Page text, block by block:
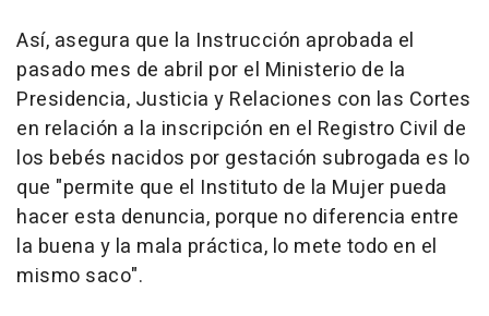
Así, asegura que la Instrucción aprobada el
pasado mes de abril por el Ministerio de la
Presidencia, Justicia y Relaciones con las Cortes
en relación a la inscripción en el Registro Civil de
los bebés nacidos por gestación subrogada es lo
que "permite que el Instituto de la Mujer pueda
hacer esta denuncia, porque no diferencia entre
la buena y la mala práctica, lo mete todo en el
mismo saco".